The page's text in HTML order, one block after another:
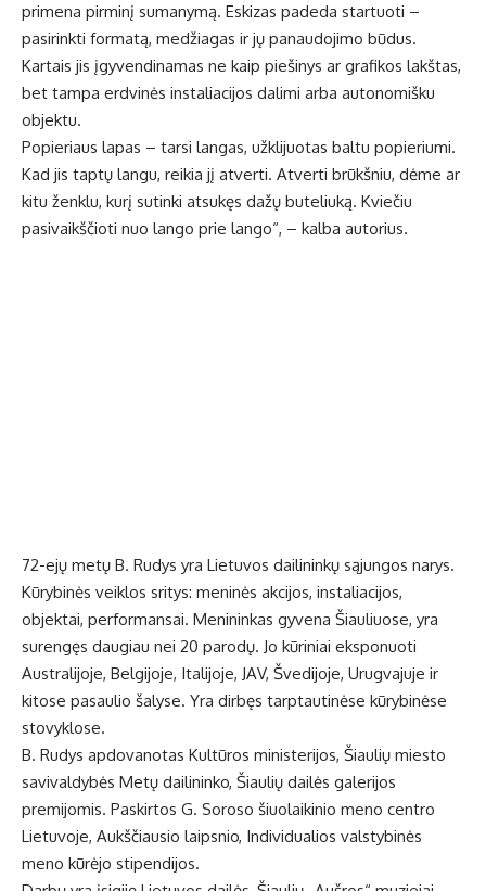
primena pirminį sumanymą. Eskizas padeda startuoti –
pasirinkti formatą, medžiagas ir jų panaudojimo būdus.
Kartais jis įgyvendinamas ne kaip piešinys ar grafikos lakštas,
bet tampa erdvinės instaliacijos dalimi arba autonomišku
objektu.
Popieriaus lapas – tarsi langas, užklijuotas baltu popieriumi.
Kad jis taptų langu, reikia jį atverti. Atverti brūkšniu, dėme ar
kitu ženklu, kurį sutinki atsukęs dažų buteliuką. Kviečiu
pasivaikščioti nuo lango prie lango“, – kalba autorius.
72-ejų metų B. Rudys yra Lietuvos dailininkų sąjungos narys.
Kūrybinės veiklos sritys: meninės akcijos, instaliacijos,
objektai, performansai. Menininkas gyvena Šiauliuose, yra
surengęs daugiau nei 20 parodų. Jo kūriniai eksponuoti
Australijoje, Belgijoje, Italijoje, JAV, Švedijoje, Urugvajuje ir
kitose pasaulio šalyse. Yra dirbęs tarptautinėse kūrybinėse
stovyklose.
B. Rudys apdovanotas Kultūros ministerijos, Šiaulių miesto
savivaldybės Metų dailininko, Šiaulių dailės galerijos
premijomis. Paskirtos G. Soroso šiuolaikinio meno centro
Lietuvoje, Aukščiausio laipsnio, Individualios valstybinės
meno kūrėjo stipendijos.